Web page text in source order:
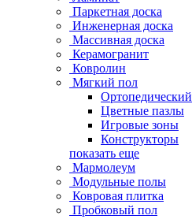
Паркетная доска
Инженерная доска
Массивная доска
Керамогранит
Ковролин
Мягкий пол
Ортопедический
Цветные пазлы
Игровые зоны
Конструкторы
показать еще
Мармолеум
Модульные полы
Ковровая плитка
Пробковый пол